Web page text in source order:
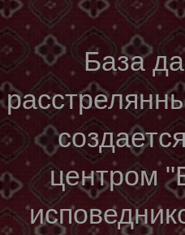
База
центром